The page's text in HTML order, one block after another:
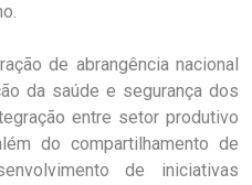
de abrangência nacional
da saúde e segurança dos
entre setor produtivo
do compartilhamento de
de iniciativas